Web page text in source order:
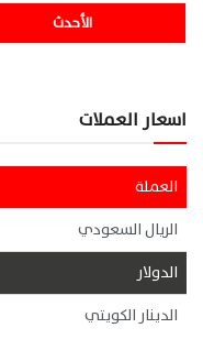
الأحدث
اسعار العملات
العملة
الريال السعودي
الدولار
الدينار الكويتي